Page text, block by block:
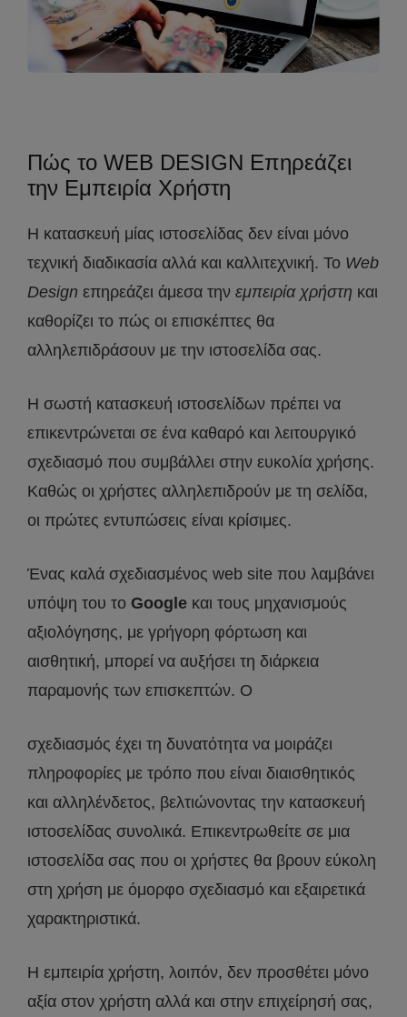
Πώς το WEB DESIGN Επηρεάζει
την Εμπειρία Χρήστη
Η κατασκευή μίας ιστοσελίδας δεν είναι μόνο
τεχνική διαδικασία αλλά και καλλιτεχνική. Το Web
Design επηρεάζει άμεσα την εμπειρία χρήστη και
καθορίζει το πώς οι επισκέπτες θα
αλληλεπιδράσουν με την ιστοσελίδα σας.
Η σωστή κατασκευή ιστοσελίδων πρέπει να
επικεντρώνεται σε ένα καθαρό και λειτουργικό
σχεδιασμό που συμβάλλει στην ευκολία χρήσης.
Καθώς οι χρήστες αλληλεπιδρούν με τη σελίδα,
οι πρώτες εντυπώσεις είναι κρίσιμες.
Ένας καλά σχεδιασμένος web site που λαμβάνει
υπόψη του το Google και τους μηχανισμούς
αξιολόγησης, με γρήγορη φόρτωση και
αισθητική, μπορεί να αυξήσει τη διάρκεια
παραμονής των επισκεπτών. Ο
σχεδιασμός έχει τη δυνατότητα να μοιράζει
πληροφορίες με τρόπο που είναι διαισθητικός
και αλληλένδετος, βελτιώνοντας την κατασκευή
ιστοσελίδας συνολικά. Επικεντρωθείτε σε μια
ιστοσελίδα σας που οι χρήστες θα βρουν εύκολη
στη χρήση με όμορφο σχεδιασμό και εξαιρετικά
χαρακτηριστικά.
Η εμπειρία χρήστη, λοιπόν, δεν προσθέτει μόνο
αξία στον χρήστη αλλά και στην επιχείρησή σας,